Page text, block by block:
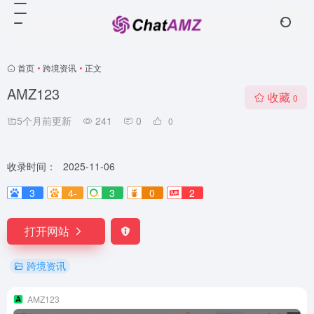
首页 • 跨境资讯 • 正文
AMZ123
5个月前更新 241 0 0
收藏 0
收录时间：
2025-11-06
3
4- 3 0 2
打开网站
跨境资讯
AMZ123